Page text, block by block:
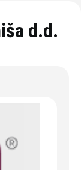
d.d.